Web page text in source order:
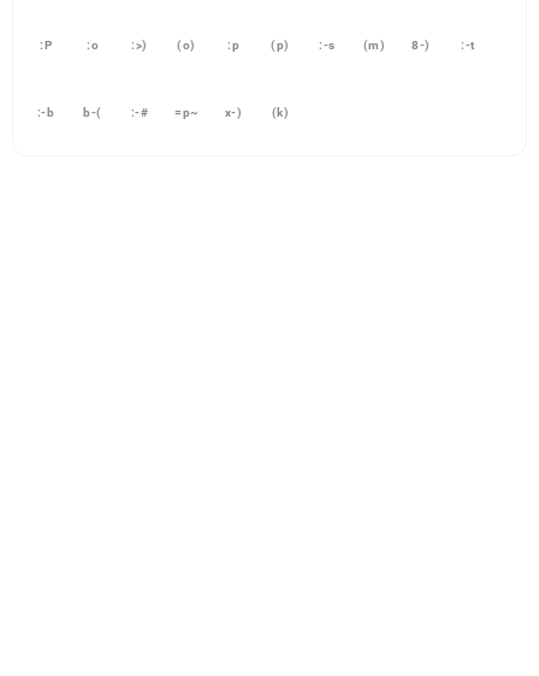
:P :o :>) (o) :p (p) :-s (m) 8-) :-t
:-b b-( :-# =p~ x-) (k)